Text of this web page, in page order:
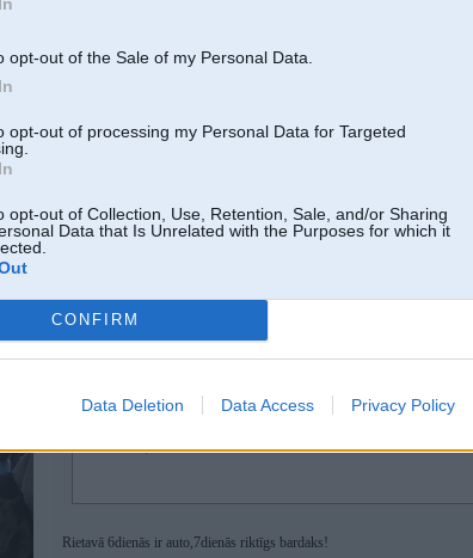
opt-out of the Sale of my Personal Data.
opt-out of processing my Personal Data for Targeted
opt-out of Collection, Use, Retention, Sale, and/or Sharing
Data that Is Unrelated with the Purposes for which it
CONFIRM
Data Deletion Data Access Privacy Policy
Iveco
10. Mar 2011, 20:04
10 Mar 2011, 19:55:07 nik-09 rakstīja:
Vai tad šauļos ir vairāki lidlauki?
Rietavā 6dienās ir auto,7dienās riktīgs bardaks!